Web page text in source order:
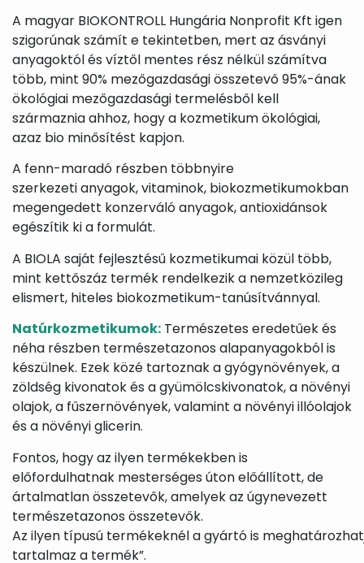
A magyar BIOKONTROLL Hungária Nonprofit Kft igen
szigorúnak számít e tekintetben, mert az ásványi
anyagoktól és víztől mentes rész nélkül számítva
több, mint 90% mezőgazdasági összetevő 95%-ának
ökológiai mezőgazdasági termelésből kell
származnia ahhoz, hogy a kozmetikum ökológiai,
azaz bio minősítést kapjon.
A fenn-maradó részben többnyire
szerkezeti anyagok, vitaminok, biokozmetikumokban
megengedett konzerváló anyagok, antioxidánsok
egészítik ki a formulát.
A BIOLA saját fejlesztésű kozmetikumai közül több,
mint kettőszáz termék rendelkezik a nemzetközileg
elismert, hiteles biokozmetikum-tanúsítvánnyal.
Natúrkozmetikumok: Természetes eredetűek és
néha részben természetazonos alapanyagokból is
készülnek. Ezek közé tartoznak a gyógynövények, a
zöldség kivonatok és a gyümölcskivonatok, a növényi
olajok, a fűszernövények, valamint a növényi illóolajok
és a növényi glicerin.
Fontos, hogy az ilyen termékekben is
előfordulhatnak mesterséges úton előállított, de
ártalmatlan összetevők, amelyek az úgynevezett
természetazonos összetevők.
Az ilyen típusú termékeknél a gyártó is
tartalmaz a termék”.